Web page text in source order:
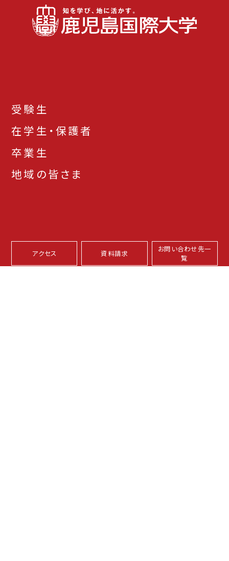
受験生
在学生・保護者
卒業生
地域の皆さま
アクセス 資料請求
お問い合わせ先一
覧